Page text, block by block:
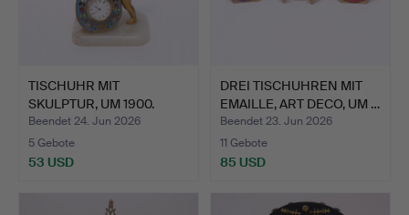
TISCHUHR MIT
SKULPTUR, UM 1900.
Beendet 24. Jun 2026
5 Gebote
53 USD
DREI TISCHUHREN MIT
EMAILLE, ART DECO, UM …
Beendet 23. Jun 2026
11 Gebote
85 USD